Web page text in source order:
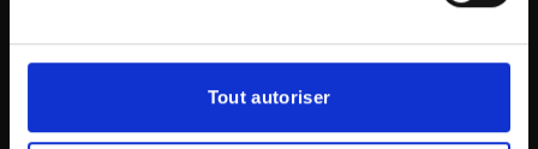
Tout autoriser